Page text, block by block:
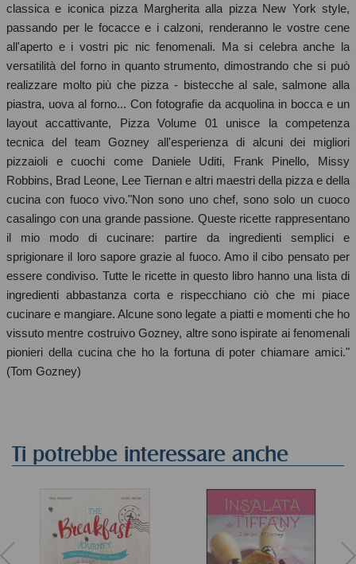
classica e iconica pizza Margherita alla pizza New York style,
passando per le focacce e i calzoni, renderanno le vostre cene
all'aperto e i vostri pic nic fenomenali. Ma si celebra anche la
versatilità del forno in quanto strumento, dimostrando che si può
realizzare molto più che pizza - bistecche al sale, salmone alla
piastra, uova al forno... Con fotografie da acquolina in bocca e un
layout accattivante, Pizza Volume 01 unisce la competenza
tecnica del team Gozney all'esperienza di alcuni dei migliori
pizzaioli e cuochi come Daniele Uditi, Frank Pinello, Missy
Robbins, Brad Leone, Lee Tiernan e altri maestri della pizza e della
cucina con fuoco vivo."Non sono uno chef, sono solo un cuoco
casalingo con una grande passione. Queste ricette rappresentano
il mio modo di cucinare: partire da ingredienti semplici e
sprigionare il loro sapore grazie al fuoco. Amo il cibo pensato per
essere condiviso. Tutte le ricette in questo libro hanno una lista di
ingredienti abbastanza corta e rispecchiano ciò che mi piace
cucinare e mangiare. Alcune sono legate a piatti e momenti che ho
vissuto mentre costruivo Gozney, altre sono ispirate ai fenomenali
pionieri della cucina che ho la fortuna di poter chiamare amici."
(Tom Gozney)
Ti potrebbe interessare anche